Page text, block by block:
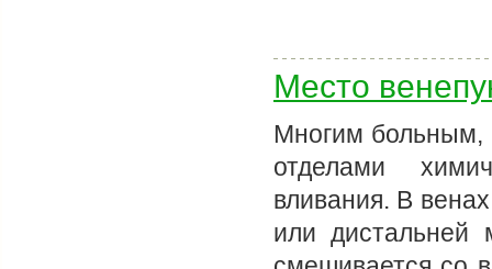
Место
Многим больным,
отделами
вливания. В
или дистальней